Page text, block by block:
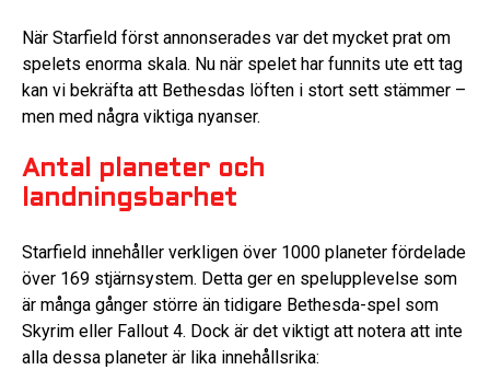
När Starfield först annonserades var det mycket prat om
spelets enorma skala. Nu när spelet har funnits ute ett tag
kan vi bekräfta att Bethesdas löften i stort sett stämmer –
men med några viktiga nyanser.
Antal planeter och
landningsbarhet
Starfield innehåller verkligen över 1000 planeter fördelade
över 169 stjärnsystem. Detta ger en spelupplevelse som
är många gånger större än tidigare Bethesda-spel som
Skyrim eller Fallout 4. Dock är det viktigt att notera att inte
alla dessa planeter är lika innehållsrika: